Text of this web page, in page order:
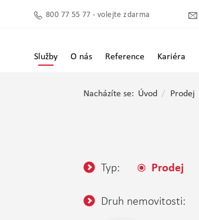
800 77 55 77 - volejte zdarma
Služby O nás Reference Kariéra
Nacházíte se: Úvod Prodej
Typ: Prodej
Druh nemovitosti: